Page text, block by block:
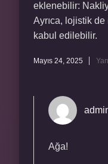
eklenebilir:
Ayrıca, lojistik
kabul edilebilir.
Mayıs 24, 2025
Ağa!